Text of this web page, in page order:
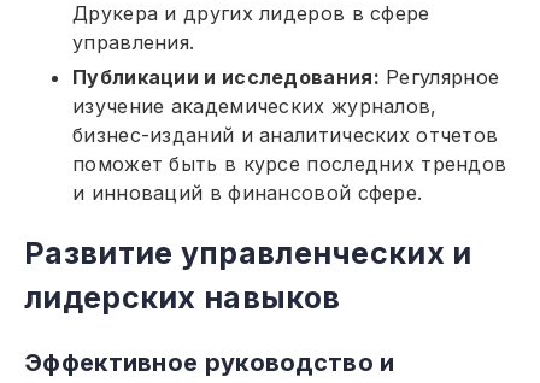
Друкера и других лидеров в сфере
управления.
Публикации и исследования: Регулярное
изучение академических журналов,
бизнес-изданий и аналитических отчетов
поможет быть в курсе последних трендов
и инноваций в финансовой сфере.
Развитие управленческих и
лидерских навыков
Эффективное руководство и